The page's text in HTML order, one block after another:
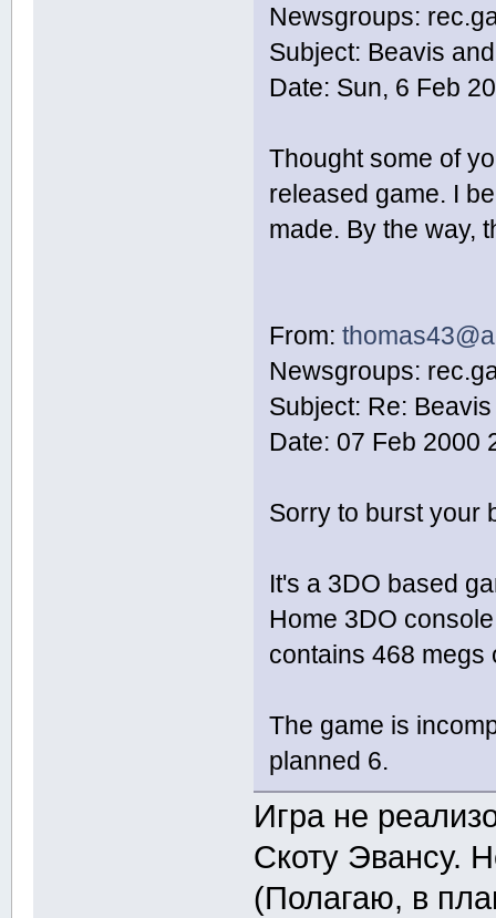
Newsgroups:
Subject: Beavis
Date: Sun, 6 Feb
Thought some of
released game. I
made. By the way,
From:
Newsgroups:
Subject: Re:
Date: 07 Feb 2000
Sorry to burst your
It's a 3DO based
Home 3DO
contains 468 megs
The game is
planned 6.
Игра не
Скоту Эвансу.
(Полагаю, в